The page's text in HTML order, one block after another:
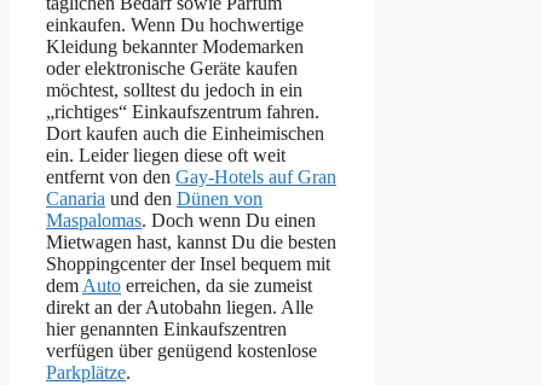
einkaufen. Wenn Du hochwertige
Kleidung bekannter Modemarken
oder elektronische Geräte kaufen
möchtest, solltest du jedoch in ein
„richtiges“ Einkaufszentrum fahren.
Dort kaufen auch die Einheimischen
ein. Leider liegen diese oft weit
entfernt von den Gay-Hotels auf Gran
Canaria und den Dünen von
Maspalomas. Doch wenn Du einen
Mietwagen hast, kannst Du die besten
Shoppingcenter der Insel bequem mit
dem Auto erreichen, da sie zumeist
direkt an der Autobahn liegen. Alle
hier genannten Einkaufszentren
verfügen über genügend kostenlose
Parkplätze.